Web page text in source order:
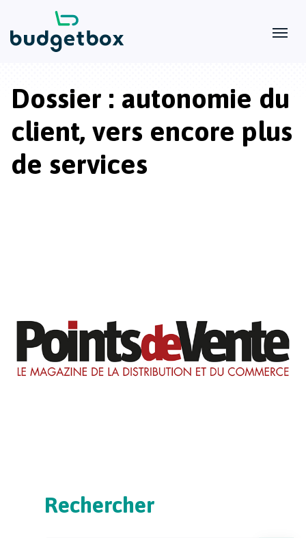
Dossier : autonomie du
client, vers encore plus
de services
Rechercher